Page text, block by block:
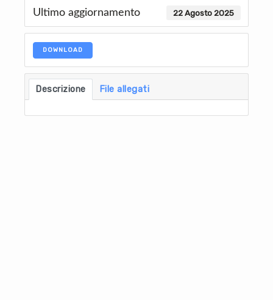
Ultimo aggiornamento 22 Agosto 2025
DOWNLOAD
Descrizione File allegati